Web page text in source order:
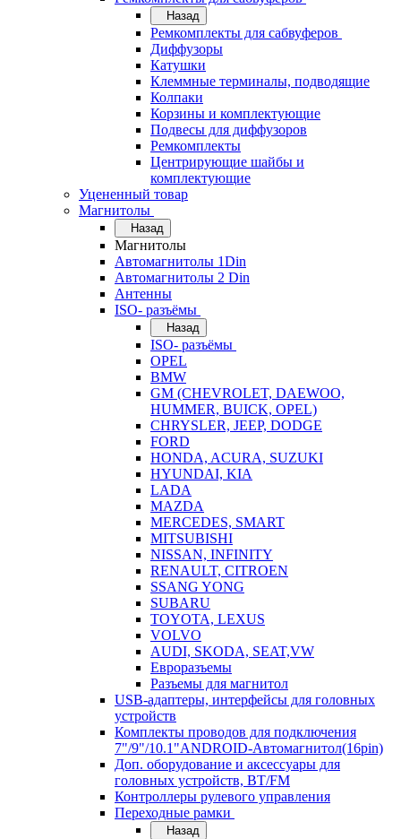
Назад
Ремкомплекты для сабвуферов
Диффузоры
Катушки
Клеммные терминалы, подводящие
Колпаки
Корзины и комплектующие
Подвесы для диффузоров
Ремкомплекты
Центрирующие шайбы и
комплектующие
Уцененный товар
Магнитолы
Назад
Магнитолы
Автомагнитолы 1Din
Автомагнитолы 2 Din
Антенны
ISO- разъёмы
Назад
ISO- разъёмы
OPEL
BMW
GM (CHEVROLET, DAEWOO,
HUMMER, BUICK, OPEL)
CHRYSLER, JEEP, DODGE
FORD
HONDA, ACURA, SUZUKI
HYUNDAI, KIA
LADA
MAZDA
MERCEDES, SMART
MITSUBISHI
NISSAN, INFINITY
RENAULT, CITROEN
SSANG YONG
SUBARU
TOYOTA, LEXUS
VOLVO
AUDI, SKODA, SEAT,VW
Евроразъемы
Разъемы для магнитол
USB-адаптеры, интерфейсы для головных
устройств
Комплекты проводов для подключения
7"/9"/10.1"ANDROID-Автомагнитол(16pin)
Доп. оборудование и аксессуары для
головных устройств, BT/FM
Контроллеры рулевого управления
Переходные рамки
Назад